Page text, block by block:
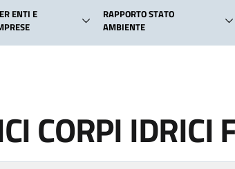
ENTI E
RAPPORTO STATO
AMBIENTE
CORPI